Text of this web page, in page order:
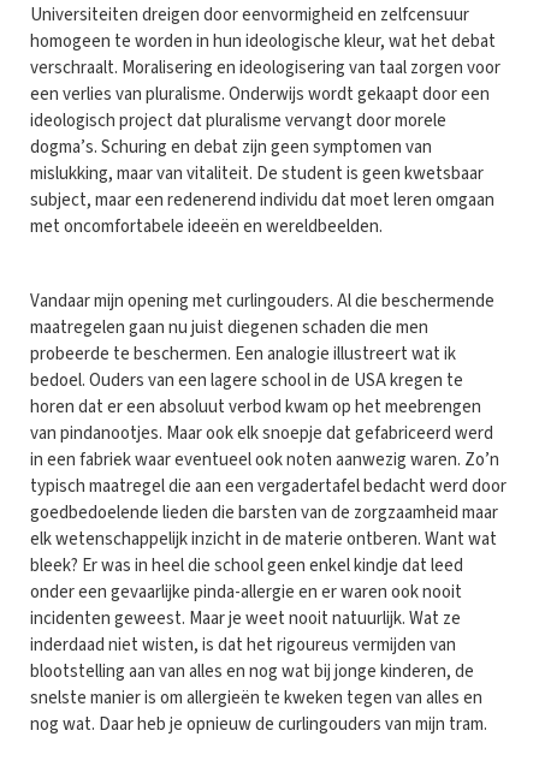
Universiteiten dreigen door eenvormigheid en zelfcensuur
homogeen te worden in hun ideologische kleur, wat het debat
verschraalt. Moralisering en ideologisering van taal zorgen voor
een verlies van pluralisme. Onderwijs wordt gekaapt door een
ideologisch project dat pluralisme vervangt door morele
dogma’s. Schuring en debat zijn geen symptomen van
mislukking, maar van vitaliteit. De student is geen kwetsbaar
subject, maar een redenerend individu dat moet leren omgaan
met oncomfortabele ideeën en wereldbeelden.
Vandaar mijn opening met curlingouders. Al die beschermende
maatregelen gaan nu juist diegenen schaden die men
probeerde te beschermen. Een analogie illustreert wat ik
bedoel. Ouders van een lagere school in de USA kregen te
horen dat er een absoluut verbod kwam op het meebrengen
van pindanootjes. Maar ook elk snoepje dat gefabriceerd werd
in een fabriek waar eventueel ook noten aanwezig waren. Zo’n
typisch maatregel die aan een vergadertafel bedacht werd door
goedbedoelende lieden die barsten van de zorgzaamheid maar
elk wetenschappelijk inzicht in de materie ontberen. Want wat
bleek? Er was in heel die school geen enkel kindje dat leed
onder een gevaarlijke pinda-allergie en er waren ook nooit
incidenten geweest. Maar je weet nooit natuurlijk. Wat ze
inderdaad niet wisten, is dat het rigoureus vermijden van
blootstelling aan van alles en nog wat bij jonge kinderen, de
snelste manier is om allergieën te kweken tegen van alles en
nog wat. Daar heb je opnieuw de curlingouders van mijn tram.